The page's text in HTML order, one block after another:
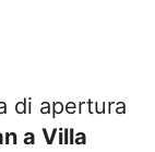
di apertura
a Villa